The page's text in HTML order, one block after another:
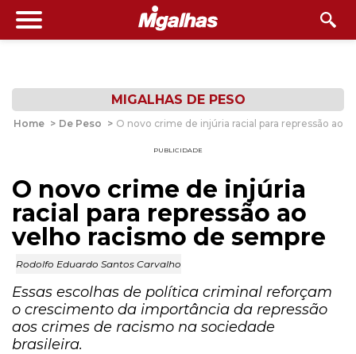
MIGALHAS DE PESO
Home > De Peso > O novo crime de injúria racial para repressão ao
PUBLICIDADE
O novo crime de injúria
racial para repressão ao
velho racismo de sempre
Rodolfo Eduardo Santos Carvalho
Essas escolhas de política criminal reforçam
o crescimento da importância da repressão
aos crimes de racismo na sociedade
brasileira.